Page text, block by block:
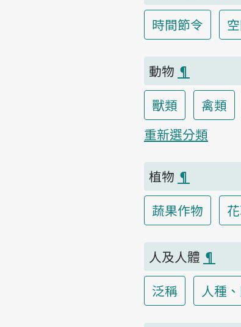
時間節令
動物 ¶
獸類
禽類
重新選分類
植物 ¶
蔬果作物
人及人體 ¶
泛稱
人種